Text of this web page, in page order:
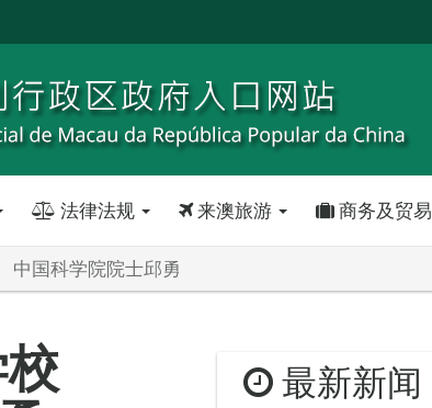
法律法规 来澳旅游 商务及贸易
中国科学院院士邱勇
最新新闻